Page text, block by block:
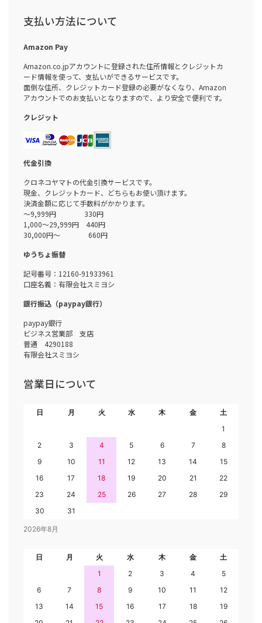
支払い方法について
Amazon Pay
Amazon.co.jpアカウントに登録された住所情報とクレジットカ
ード情報を使って、支払いができるサービスです。
面倒な住所、クレジットカード登録の必要がなくなり、Amazon
アカウントでのお支払いとなりますので、より安全で便利です。
クレジット
代金引換
クロネコヤマトの代金引換サービスです。
現金、クレジットカード、どちらもお使い頂けます。
決済金額に応じて手数料がかかります。
～9,999円 330円
1,000～29,999円 440円
30,000円～ 660円
ゆうちょ振替
記号番号：12160-91933961
口座名義：有限会社スミヨシ
銀行振込（paypay銀行）
paypay銀行
ビジネス営業部 支店
普通 4290188
有限会社スミヨシ
営業日について
2026年8月
日 月 火 水 木 金
土
1
2
3 4 5 6 7
8
9
10 11 12 13 14
15
16
17 18 19 20 21
22
23
24 25 26 27 28
29
30
31
日 月 火 水 木 金
土
1
2 3 4
5
6
7 8 9 10 11
12
13
14 15 16 17 18
19